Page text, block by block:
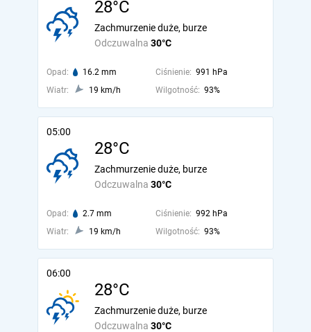
28°C
Odczuwalna 30°C
Zachmurzenie duże, burze
Opad: 16.2 mm Ciśnienie: 991 hPa
Wiatr:
19 km/h Wilgotność: 93%
05:00
28°C
Odczuwalna 30°C
Zachmurzenie duże, burze
Opad: 2.7 mm Ciśnienie: 992 hPa
Wiatr:
19 km/h Wilgotność: 93%
06:00
28°C
Odczuwalna 30°C
Zachmurzenie duże, burze